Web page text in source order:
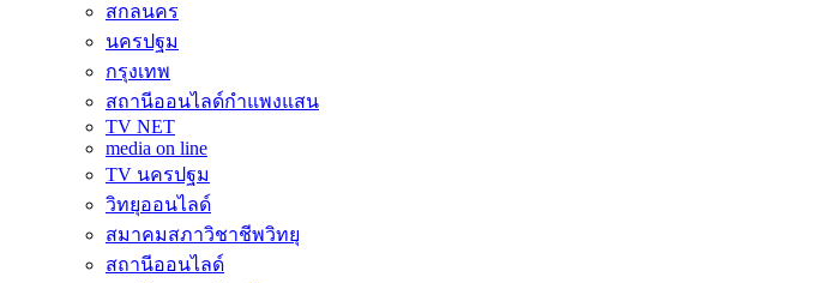
สกลนคร
นครปฐม
กรุงเทพ
สถานีออนไลด์กำแพงแสน
TV NET
media on line
TV นครปฐม
วิทยุออนไลด์
สมาคมสภาวิชาชีพวิทยุ
สถานีออนไลด์